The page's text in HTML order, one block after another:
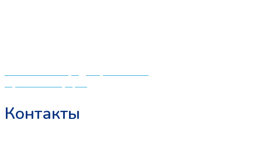
Контакты